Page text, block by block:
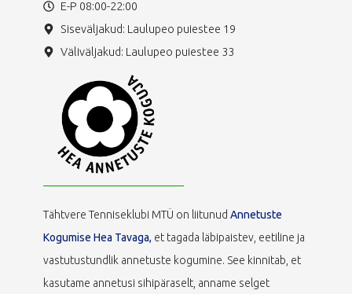
E-P 08:00-22:00
Siseväljakud: Laulupeo puiestee 19
Väliväljakud: Laulupeo puiestee 33
Tähtvere Tenniseklubi MTÜ on liitunud Annetuste
Kogumise Hea Tavaga, et tagada läbipaistev, eetiline ja
vastutustundlik annetuste kogumine. See kinnitab, et
kasutame annetusi sihipäraselt, anname selget